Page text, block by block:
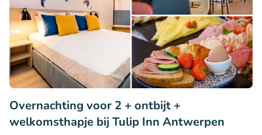
Overnachting voor 2 + ontbijt +
welkomsthapje bij Tulip Inn Antwerpen